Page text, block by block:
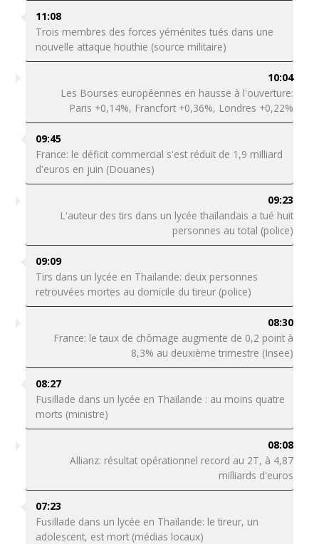
11:08
Trois membres des forces yéménites tués dans une
nouvelle attaque houthie (source militaire)
10:04
Les Bourses européennes en hausse à l'ouverture:
Paris +0,14%, Francfort +0,36%, Londres +0,22%
09:45
France: le déficit commercial s'est réduit de 1,9 milliard
d'euros en juin (Douanes)
09:23
L'auteur des tirs dans un lycée thaïlandais a tué huit
personnes au total (police)
09:09
Tirs dans un lycée en Thaïlande: deux personnes
retrouvées mortes au domicile du tireur (police)
08:30
France: le taux de chômage augmente de 0,2 point à
8,3% au deuxième trimestre (Insee)
08:27
Fusillade dans un lycée en Thaïlande : au moins quatre
morts (ministre)
08:08
Allianz: résultat opérationnel record au 2T, à 4,87
milliards d'euros
07:23
Fusillade dans un lycée en Thaïlande: le tireur, un
adolescent, est mort (médias locaux)